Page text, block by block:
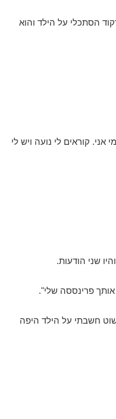
הסתכלי על הילד והוא
קוראים לי נועה ויש לי
שני הודעות.
פרינססה שלי".
חשבתי על הילד היפה